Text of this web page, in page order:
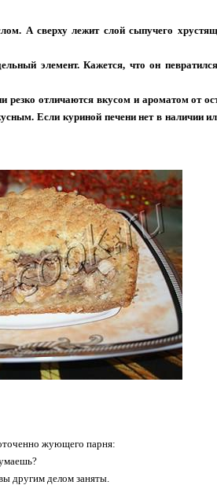
А сверху лежит слой сыпучего
элемент. Кажется, что он
отличаются вкусом и ароматом от
Если куриной печени нет в наличии
жующего парня:
другим делом заняты.